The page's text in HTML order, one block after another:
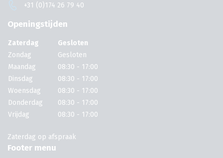
+31 (0)174 26 79 40
Openingstijden
Zaterdag
Gesloten
Zondag
Gesloten
Maandag
08:30 - 17:00
Dinsdag
08:30 - 17:00
Woensdag
08:30 - 17:00
Donderdag
08:30 - 17:00
Vrijdag
08:30 - 17:00
Zaterdag op afspraak
Footer menu